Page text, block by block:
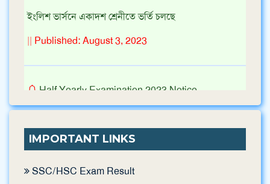
ইংলিশ ভার্সনে একাদশ শ্রেনীতে ভর্তি চলছে
|| Published: August 3, 2023
Half Yearly Examination 2023 Notice
||Published: June 3, 2023
IMPORTANT LINKS
SSC/HSC Exam Result